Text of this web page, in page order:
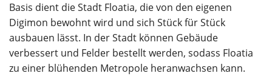
Basis dient die Stadt Floatia, die von den eigenen
Digimon bewohnt wird und sich Stück für Stück
ausbauen lässt. In der Stadt können Gebäude
verbessert und Felder bestellt werden, sodass Floatia
zu einer blühenden Metropole heranwachsen kann.